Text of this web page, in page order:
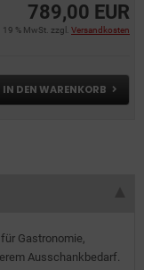
789,00 EUR
19 % MwSt. zzgl. Versandkosten
IN DEN WARENKORB
Gastronomie,
Ausschankbedarf.